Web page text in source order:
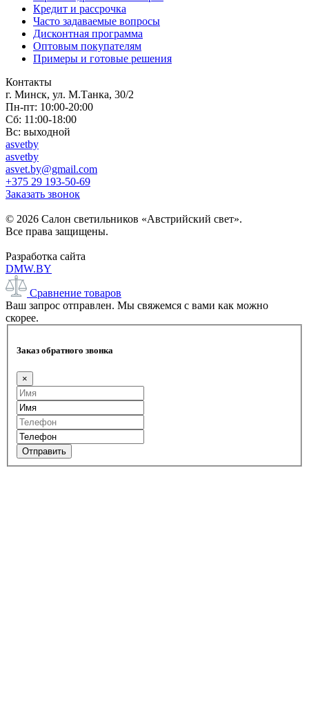
Кредит и рассрочка
Часто задаваемые вопросы
Дисконтная программа
Оптовым покупателям
Примеры и готовые решения
Контакты
г. Минск, ул. М.Танка, 30/2
Пн-пт: 10:00-20:00
Сб: 11:00-18:00
Вс: выходной
asvetby
asvetby
asvet.by@gmail.com
+375 29 193-50-69
Заказать звонок
© 2026 Салон светильников «Австрийский свет».
Все права защищены.
Разработка сайта
DMW.BY
Сравнение товаров
Ваш запрос отправлен. Мы свяжемся с вами как можно
скорее.
Заказ обратного звонка
×
Отправить